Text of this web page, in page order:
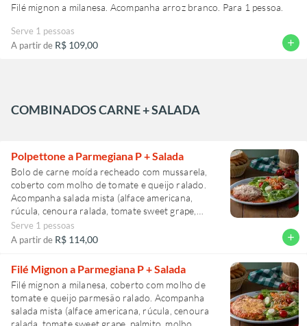
Filé mignon a milanesa. Acompanha arroz branco. Para 1 pessoa.
Serve 1 pessoas
A partir de R$ 109,00 add
COMBINADOS CARNE + SALADA
Polpettone a Parmegiana P + Salada
Bolo de carne moída recheado com mussarela,
coberto com molho de tomate e queijo ralado.
Acompanha salada mista (alface americana,
rúcula, cenoura ralada, tomate sweet grape,
palmito, molho especial e queijo ralado filetado)
ou
Para 1 Pessoa.
Serve 1 pessoas
A partir de R$ 114,00 add
Filé Mignon a Parmegiana P + Salada
Filé mignon a milanesa, coberto com molho de
tomate e queijo parmesão ralado. Acompanha
salada mista (alface americana, rúcula, cenoura
ralada, tomate sweet grape, palmito, molho